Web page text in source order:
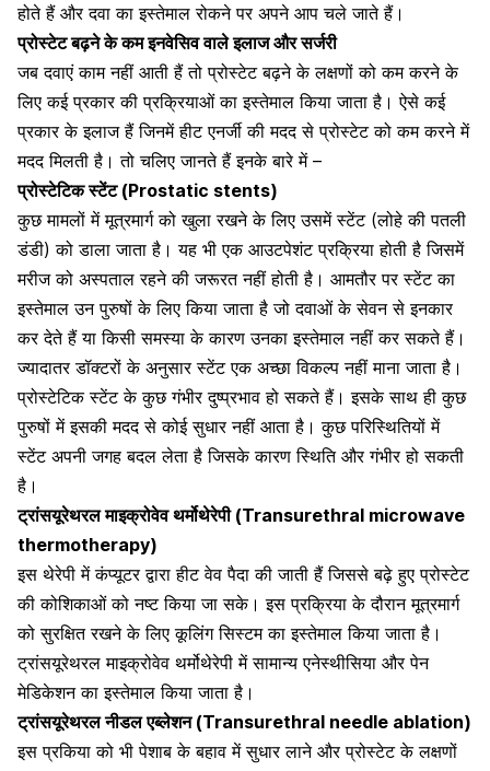
होते हैं और दवा का इस्तेमाल रोकने पर अपने आप चले जाते हैं।
प्रोस्टेट बढ़ने के कम इनवेसिव वाले इलाज और सर्जरी
जब दवाएं काम नहीं आती हैं तो प्रोस्टेट बढ़ने के लक्षणों को कम करने के
लिए कई प्रकार की प्रक्रियाओं का इस्तेमाल किया जाता है। ऐसे कई
प्रकार के इलाज हैं जिनमें हीट एनर्जी की मदद से प्रोस्टेट को कम करने में
मदद मिलती है। तो चलिए जानते हैं इनके बारे में –
प्रोस्टेटिक स्टेंट (Prostatic stents)
कुछ मामलों में मूत्रमार्ग को खुला रखने के लिए उसमें स्टेंट (लोहे की पतली
डंडी) को डाला जाता है। यह भी एक आउटपेशंट प्रक्रिया होती है जिसमें
मरीज को अस्पताल रहने की जरूरत नहीं होती है। आमतौर परस्टेंट का
इस्तेमाल उन पुरुषों के लिए किया जाता है जो दवाओं के सेवन से इनकार
कर देते हैं या किसी समस्या के कारण उनका इस्तेमाल नहीं कर सकते हैं।
ज्यादातर डॉक्टरों के अनुसार स्टेंट एक अच्छा विकल्प नहीं माना जाता है।
प्रोस्टेटिक स्टेंट के कुछ गंभीर दुष्प्रभाव हो सकते हैं। इसके साथ ही कुछ
पुरुषों में इसकी मदद से कोई सुधार नहीं आता है। कुछ परिस्थितियों में
स्टेंट अपनी जगह बदल लेता है जिसके कारण स्थिति और गंभीर हो सकती
है।
ट्रांसयूरेथरल माइक्रोवेव थर्मोथेरेपी (Transurethral microwave
thermotherapy)
इस थेरेपी में कंप्यूटर द्वारा हीट वेव पैदा की जाती हैं जिससे बढ़े हुए प्रोस्टेट
की कोशिकाओं को नष्ट किया जा सके। इस प्रक्रिया के दौरान मूत्रमार्ग
को सुरक्षित रखने के लिए कूलिंग सिस्टम का इस्तेमाल किया जाता है।
ट्रांसयूरेथरल माइक्रोवेव थर्मोथेरेपी में सामान्य एनेस्थीसिया और पेन
मेडिकेशन का इस्तेमाल किया जाता है।
ट्रांसयूरेथरल नीडल एब्लेशन (Transurethral needle ablation)
इस प्रकिया को भी पेशाब के बहाव में सुधार लाने और प्रोस्टेट के लक्षणों